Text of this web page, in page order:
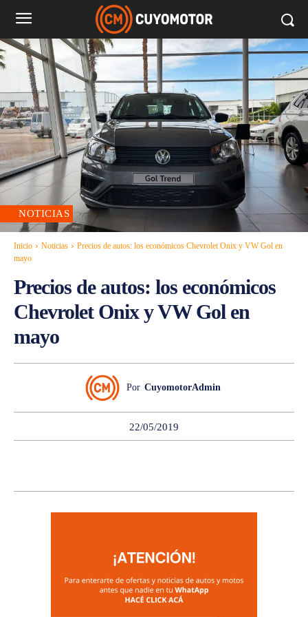
NOTICIAS
Inicio Noticias
Precios de autos: los económicos Chevrolet Onix y VW Gol en
mayo
Precios de autos: los económicos
Chevrolet Onix y VW Gol en
mayo
Por CuyomotorAdmin
22/05/2019